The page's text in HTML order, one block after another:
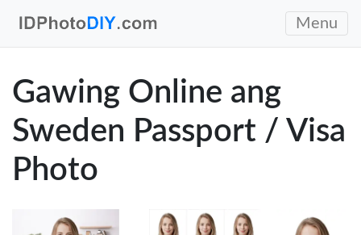
Menu
Gawing Online ang
Sweden Passport / Visa
Photo